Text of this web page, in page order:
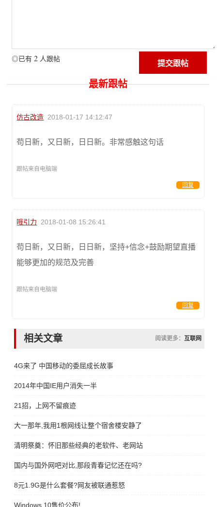
◎已有 2 人跟帖
最新跟帖
仿古改造 2018-01-17 14:12:47
苟日新，又日新，日日新。非常感触这句话
跟帖来自电脑端
回复
哦引力 2018-01-08 15:26:41
苟日新，又日新，日日新，坚持+信念+鼓励期望直播
能够更加的规范及完善
跟帖来自电脑端
回复
相关文章 阅读更多： 互联网
4G来了 中国移动的委屈成长故事
2014年中国IE用户消失一半
21招，上网不留痕迹
大一那年,我用1根网线让整个宿舍楼安静了
清明祭奠：怀旧那些经典的老软件、老网站
国内与国外网吧对比,那段青春记忆还在吗?
8元1.9G是什么套餐?网友被联通惹怒
Windows 10售价公布!